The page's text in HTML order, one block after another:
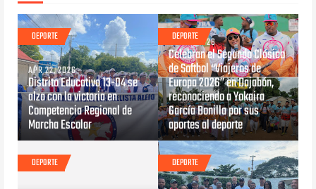
DEPORTE
APR 22, 2026
Distrito Educativo 13-04 se
alza con la victoria en
Competencia Regional de
Marcha Escolar
DEPORTE
APR 13, 2026
Celebran el Segundo Clásico
de Softbol “Viajeros de
Europa 2026” en Dajabón,
reconociendo a Yokaira
García Bonilla por sus
aportes al deporte
DEPORTE DEPORTE